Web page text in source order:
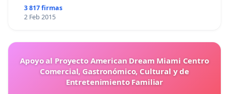
3 817 firmas
2 Feb 2015
Apoyo al Proyecto American Dream Miami Centro
Comercial, Gastronómico, Cultural y de
Entretenimiento Familiar